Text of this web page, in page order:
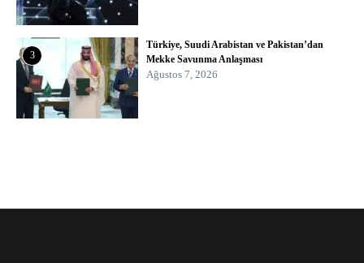
3
Türkiye, Suudi Arabistan ve Pakistan’dan
Mekke Savunma Anlaşması
Ağustos 7, 2026